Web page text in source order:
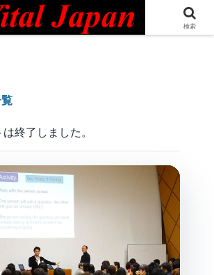
コミュニティ・Bilingual Professionals Network
終了しました。
検索